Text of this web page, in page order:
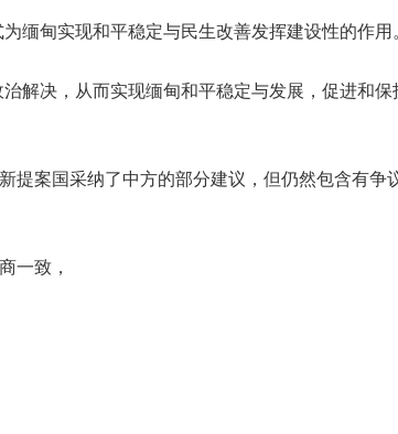
缅甸实现和平稳定与民生改善发挥建设性的作用
解决，从而实现缅甸和平稳定与发展，促进和保
提案国采纳了中方的部分建议，但仍然包含有争
一致，